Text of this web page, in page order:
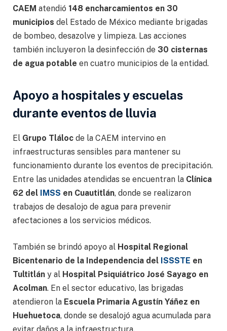
CAEM atendió 148 encharcamientos en 30
municipios del Estado de México mediante brigadas
de bombeo, desazolve y limpieza. Las acciones
también incluyeron la desinfección de 30 cisternas
de agua potable en cuatro municipios de la entidad.
Apoyo a hospitales y escuelas
durante eventos de lluvia
El Grupo Tláloc de la CAEM intervino en
infraestructuras sensibles para mantener su
funcionamiento durante los eventos de precipitación.
Entre las unidades atendidas se encuentran la Clínica
62 del IMSS en Cuautitlán, donde se realizaron
trabajos de desalojo de agua para prevenir
afectaciones a los servicios médicos.
También se brindó apoyo al Hospital Regional
Bicentenario de la Independencia del ISSSTE en
Tultitlán y al Hospital Psiquiátrico José Sayago en
Acolman. En el sector educativo, las brigadas
atendieron la Escuela Primaria Agustín Yáñez en
Huehuetoca, donde se desalojó agua acumulada para
evitar daños a la infraestructura.